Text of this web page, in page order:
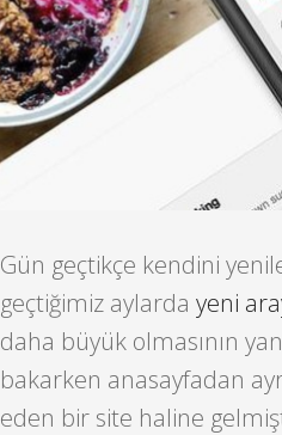
Gün geçtikçe kendini
geçtiğimiz aylarda yeni
daha büyük olmasının
bakarken anasayfadan
eden bir site haline